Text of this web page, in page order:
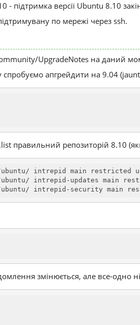
- підтримка версії Ubuntu 8.10
по мережі через ssh.
UpgradeNotes на даний
апгрейдити на 9.04
правильний репозиторій 8.10
intrepid main restricted
intrepid-updates main
intrepid-security main
змінюється, але все-одно